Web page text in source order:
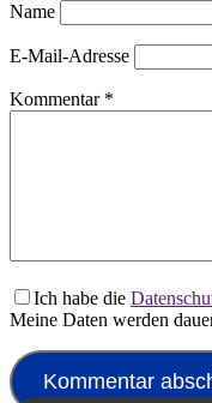
Name
E-Mail-Adresse
Kommentar *
Ich habe die
Meine Daten werden